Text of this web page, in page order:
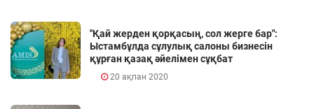
"Қай жерден қорқасың, сол жерге бар":
Ыстамбұлда сұлулық салоны бизнесін
құрған қазақ әйелімен сұқбат
20 ақпан 2020